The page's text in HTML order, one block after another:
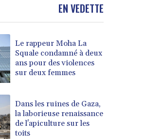
EN VEDETTE
Le rappeur Moha La
Squale condamné à deux
ans pour des violences
sur deux femmes
Dans les ruines de Gaza,
la laborieuse renaissance
de l'apiculture sur les
toits